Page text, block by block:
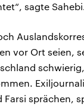
sagte
vor Ort seien,
Farsi sprächen,